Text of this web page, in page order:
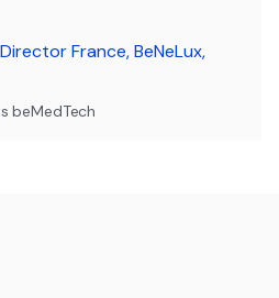
France, BeNeLux,
beMedTech